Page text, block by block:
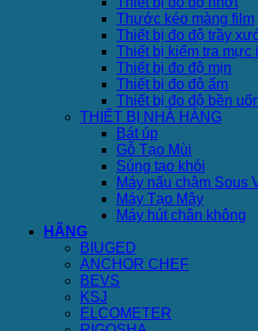
Thước kéo màng film
Thiết bị đo độ trầy
Thiết bị kiểm tra mực
Thiết bị đo độ mịn
Thiết bị đo độ ẩm
Thiết bị đo độ bền
THIẾT BỊ NHÀ HÀNG
Bát úp
Gỗ Tạo Mùi
Súng tạo khói
Máy nấu chậm Sous
Máy Tạo Mây
Máy hút chân không
HÃNG
BIUGED
ANCHOR CHEF
BEVS
KSJ
ELCOMETER